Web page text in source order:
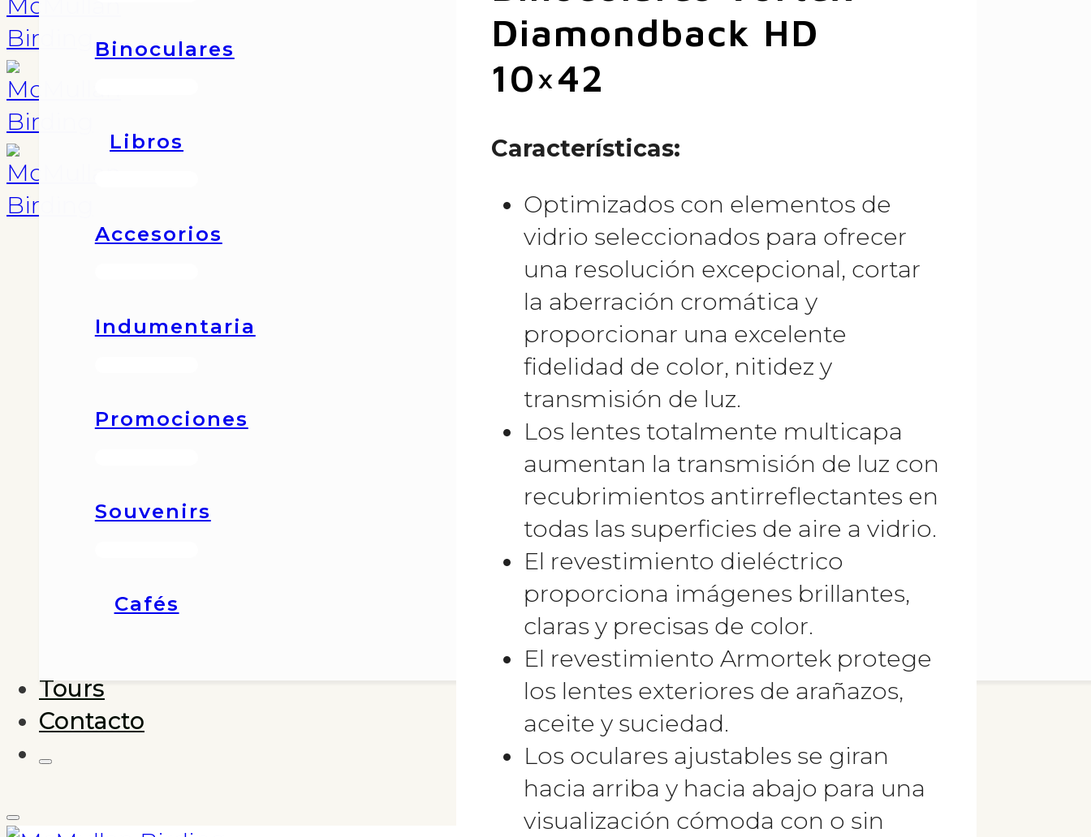
Binoculares
Libros
Accesorios
Indumentaria
Promociones
Souvenirs
Cafés
Tours
Contacto
Diamondback HD
10×42
Características:
Optimizados con elementos de
vidrio seleccionados para ofrecer
una resolución excepcional, cortar
la aberración cromática y
proporcionar una excelente
fidelidad de color, nitidez y
transmisión de luz.
Los lentes totalmente multicapa
aumentan la transmisión de luz con
recubrimientos antirreflectantes en
todas las superficies de aire a vidrio.
El revestimiento dieléctrico
proporciona imágenes brillantes,
claras y precisas de color.
El revestimiento Armortek protege
los lentes exteriores de arañazos,
aceite y suciedad.
Los oculares ajustables se giran
hacia arriba y hacia abajo para una
visualización cómoda con o sin